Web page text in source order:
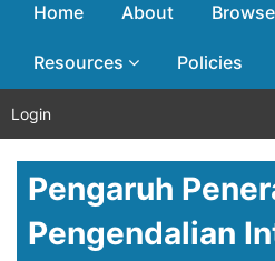
Home About Browse
Resources Policies
Login
Pengaruh
Pengendalian